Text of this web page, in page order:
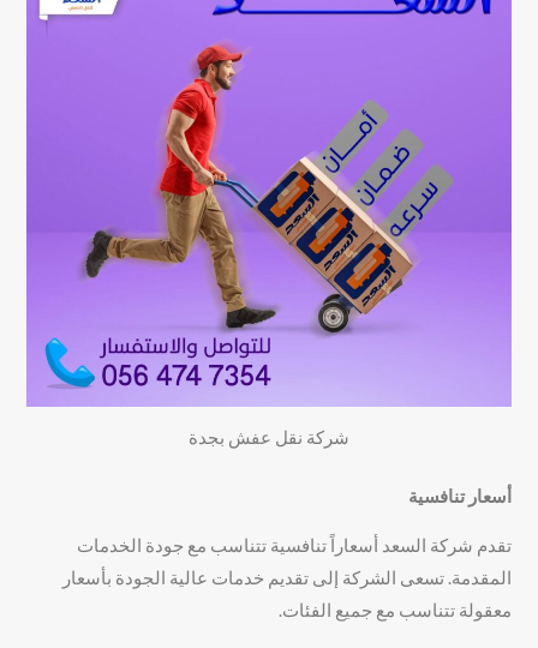
شركة نقل عفش بجدة
أسعار تنافسية
تقدم شركة السعد أسعاراً تنافسية تتناسب مع جودة الخدمات
المقدمة. تسعى الشركة إلى تقديم خدمات عالية الجودة بأسعار
معقولة تتناسب مع جميع الفئات.